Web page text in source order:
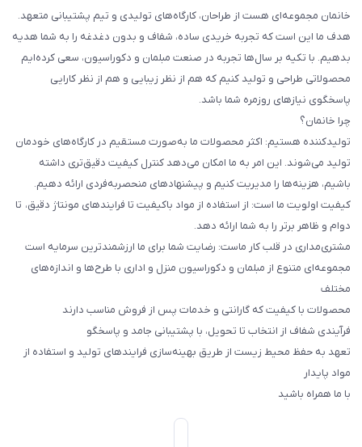
خانمان مجموعه‌ای هست از طراحان، کارگاه‌های تولیدی و تیم پشتیبانی متعهد.
هدف ما این است که تجربه خریدی ساده، شفاف و بدون دغدغه را به شما هدیه
بدهیم. با تکیه بر سال‌ها تجربه در صنعت مبلمان و دکوراسیون، سعی کرده‌ایم
محصولاتی طراحی و تولید کنیم که هم از نظر زیبایی و هم از نظر کارایی
پاسخگوی نیازهای روزمره شما باشد.
چرا خانمان؟
تولیدکننده هستیم: اکثر محصولات ما به‌صورت مستقیم در کارگاه‌های خودمان
تولید می‌شوند. این امر به ما امکان می‌دهد کنترل کیفیت دقیق‌تری داشته
باشیم، هزینه‌ها را مدیریت کنیم و پیشنهادهای منحصربه‌فردی ارائه دهیم.
کیفیت اولویت ما است: از استفاده از مواد باکیفیت تا فرایندهای مونتاژ دقیق، تا
دوام و ظاهر برتر را به شما ارائه دهد.
مشتری‌مداری در قلب کار ماست: رضایت شما برای ما ارزشمندترین سرمایه است
مجموعه‌ای متنوع از مبلمان و دکوراسیون منزل و اداری با طرح‌ها و اندازه‌های
مختلف
محصولات با کیفیت که گارانتی و خدمات پس از فروش مناسب دارند
فرآیندی شفاف از انتخاب تا تحویل، با پشتیبانی جامد و پاسخگو
تعهد به حفظ محیط زیست از طریق بهینه‌سازی فرایندهای تولید و استفاده از
مواد پایدار
با ما همراه باشید